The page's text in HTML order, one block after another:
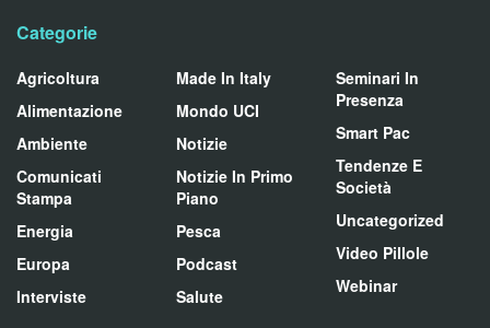
Categorie
Agricoltura
Alimentazione
Ambiente
Comunicati
Stampa
Energia
Europa
Interviste
Made In Italy
Mondo UCI
Notizie
Notizie In Primo
Piano
Pesca
Podcast
Salute
Seminari In
Presenza
Smart Pac
Tendenze E
Società
Uncategorized
Video Pillole
Webinar